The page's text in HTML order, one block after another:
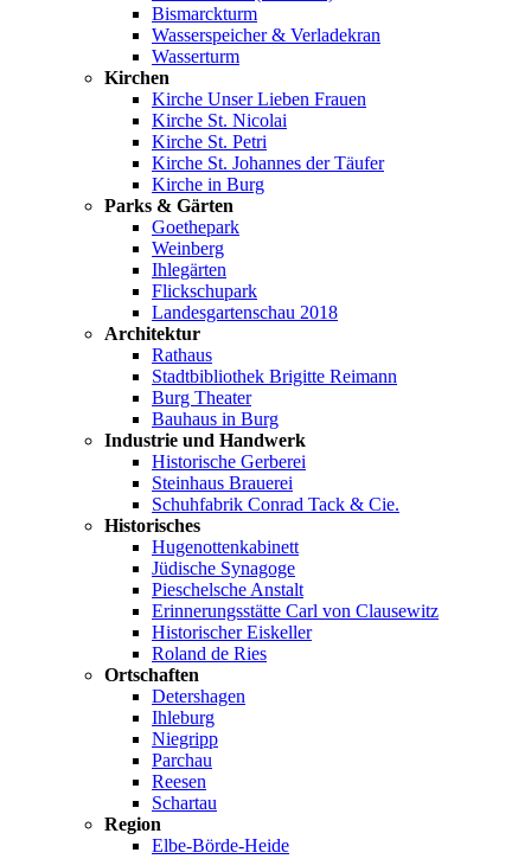
Bismarckturm
Wasserspeicher & Verladekran
Wasserturm
Kirchen
Kirche Unser Lieben Frauen
Kirche St. Nicolai
Kirche St. Petri
Kirche St. Johannes der Täufer
Kirche in Burg
Parks & Gärten
Goethepark
Weinberg
Ihlegärten
Flickschupark
Landesgartenschau 2018
Architektur
Rathaus
Stadtbibliothek Brigitte Reimann
Burg Theater
Bauhaus in Burg
Industrie und Handwerk
Historische Gerberei
Steinhaus Brauerei
Schuhfabrik Conrad Tack & Cie.
Historisches
Hugenottenkabinett
Jüdische Synagoge
Pieschelsche Anstalt
Erinnerungsstätte Carl von Clausewitz
Historischer Eiskeller
Roland de Ries
Ortschaften
Detershagen
Ihleburg
Niegripp
Parchau
Reesen
Schartau
Region
Elbe-Börde-Heide